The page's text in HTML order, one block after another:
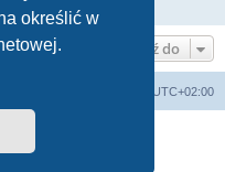
określić w
Przejdź do
UTC+02:00
Software © phpBB Limited